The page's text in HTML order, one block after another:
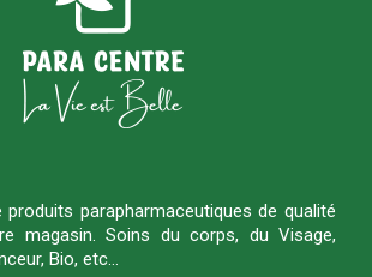
produits parapharmaceutiques de qualité
magasin. Soins du corps, du Visage,
Bio, etc…